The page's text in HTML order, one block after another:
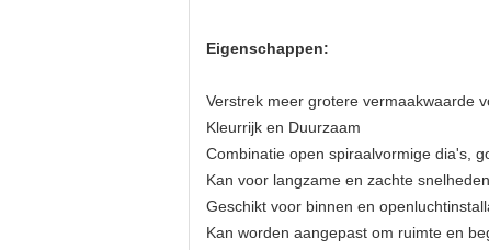
Eigenschappen:
Verstrek meer grotere vermaakwaarde
Kleurrijk en Duurzaam
Combinatie open spiraalvormige dia's,
Kan voor langzame en zachte
Geschikt voor binnen en
Kan worden aangepast om ruimte en